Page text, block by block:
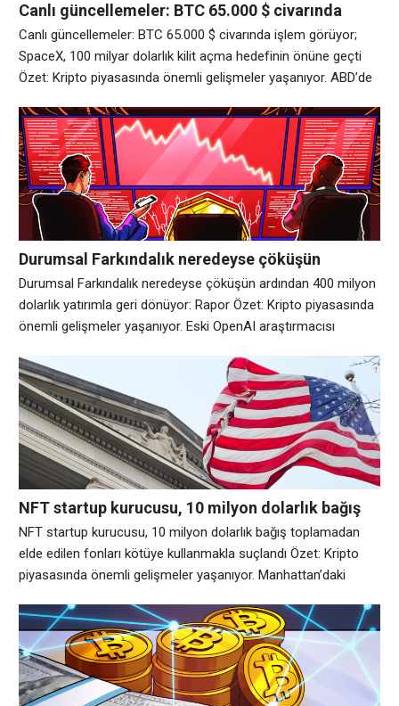
Canlı güncellemeler: BTC 65.000 $ civarında
işlem görüyor; SpaceX, 100 milyar dolarlık kilit
açma hedefinin önüne geçti
Canlı güncellemeler: BTC 65.000 $ civarında işlem görüyor;
SpaceX, 100 milyar dolarlık kilit açma hedefinin önüne geçti
Özet: Kripto piyasasında önemli gelişmeler yaşanıyor. ABD’de
Dört haftalık ortalama 203.250’den 198.750’ye düştü. 200.000
civarında veya daha düşük talepler çok güçlü bir işgücü
piyasasıyla ilişkilidir. Asıl olay elbette yarın
Durumsal Farkındalık neredeyse çöküşün
ardından 400 milyon dolarlık yatırımla geri
dönüyor: Rapor
Durumsal Farkındalık neredeyse çöküşün ardından 400 milyon
dolarlık yatırımla geri dönüyor: Rapor Özet: Kripto piyasasında
önemli gelişmeler yaşanıyor. Eski OpenAI araştırmacısı
fonu Durumsal Farkındalığın, marj çağrıları nedeniyle
neredeyse çökmek üzere olan özel bir şirkete 400 milyon
dolar yatırım yaptığı bildirildi. Bloomberg’in Perşembe günü
konuyla ilgili bilgi sahibi kişilere dayandırdığı
NFT startup kurucusu, 10 milyon dolarlık bağış
toplamadan elde edilen fonları kötüye
kullanmakla suçlandı
NFT startup kurucusu, 10 milyon dolarlık bağış toplamadan
elde edilen fonları kötüye kullanmakla suçlandı Özet: Kripto
piyasasında önemli gelişmeler yaşanıyor. Manhattan’daki
Far’ın kurucusunu menkul kıymet dolandırıcılığı ve elektronik
dolandırıcılıkla suçladı. Savcılar, Taj Tarsha’nın yatırımcılardan
toplanan 10 milyon dolardan fazlasını şirketin pazar yerini
oluşturmak yerine çevrimiçi kumara,